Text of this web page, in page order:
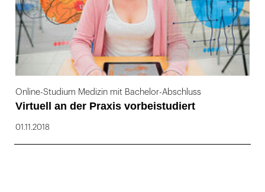
Online-Studium Medizin mit Bachelor-Abschluss
Virtuell an der Praxis vorbeistudiert
01.11.2018